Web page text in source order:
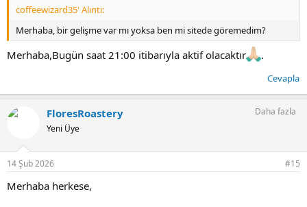
Arjuna – Wet Hulled
Papandayan – Natural
Sumatra – Wet Hulled
(2 gramı öğütücü temizliği için pay bıraktık.)
Kutunun içine ayrıca Endonezya’dan özel olarak getirdiğimiz küçük
hediyeler ve kendi denediğimiz demleme reçeteleri de ekledik.
Endonezya kahveleri için ilk satışımız 14 Şubat’ta başlayacak.
Forumdaki arkadaşlara küçük bir teşekkür olarak, sadece
Endonezya kahvelerinde geçerli olmak üzere 14–15 Şubat tarihleri
arasında %20 indirim tanımladım.
coffeewizard35' Alıntı:
Merhaba, bir gelişme var mı yoksa ben mi sitede göremedim?
Merhaba,Bugün saat 21:00 itibarıyla aktif olacaktır .
Cevapla
FloresRoastery
Yeni Üye
Daha fazla
14 Şub 2026 #15
Merhaba herkese,